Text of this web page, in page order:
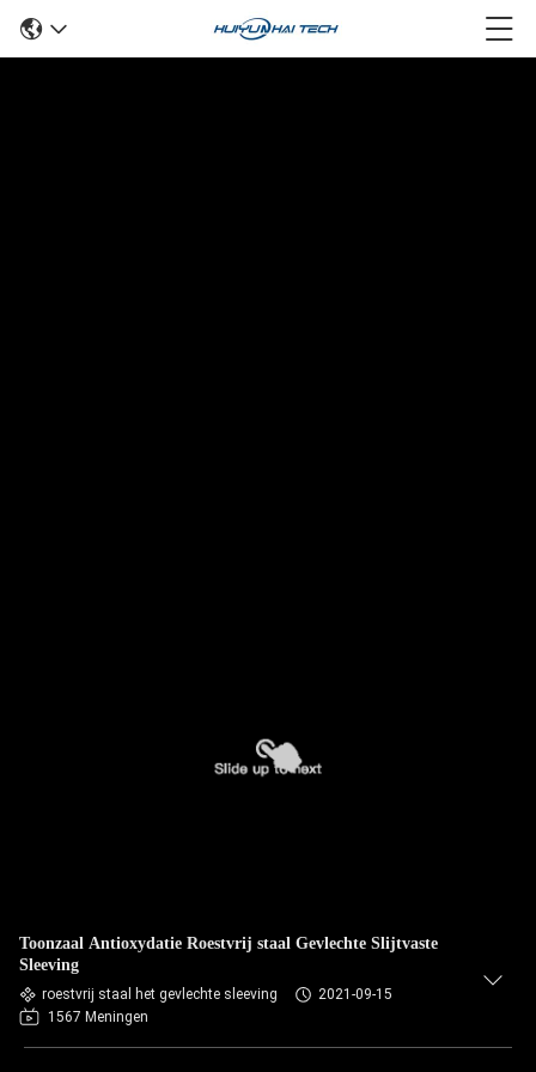
Toonzaal Antioxydatie Roestvrij staal Gevlechte Slijtvaste
Sleeving
roestvrij staal het gevlechte sleeving
2021-09-15
1567 Meningen